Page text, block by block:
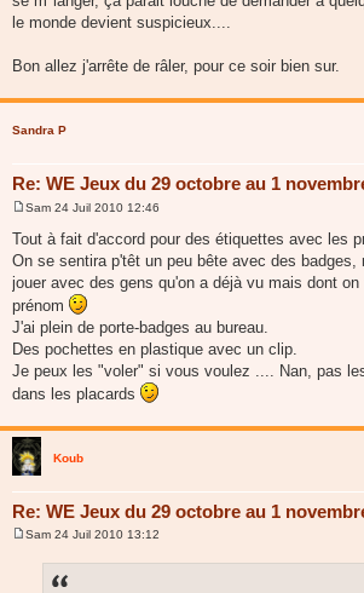
le monde devient suspicieux....
Bon allez j'arrête de râler, pour ce soir bien sur.
Sandra P
Re: WE Jeux du 29 octobre au 1
s
s
g
e
Sam 24 Juil 2010 12:46
Tout à fait d'accord pour des étiquettes avec les
On se sentira p'têt un peu bête avec des badges,
jouer avec des gens qu'on a déjà vu mais dont
prénom
J'ai plein de porte-badges au bureau.
Des pochettes en plastique avec un clip.
Je peux les "voler" si vous voulez .... Nan, pas
dans les placards
Koub
Re: WE Jeux du 29 octobre au 1
Sam 24 Juil 2010 13:12